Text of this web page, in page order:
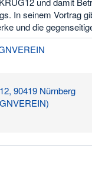
In seinem Vortrag
und die
90419 Nürnberg